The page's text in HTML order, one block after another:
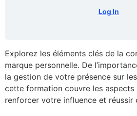
Log In
Explorez les éléments clés de la
marque personnelle. De
la gestion de votre présence sur
cette formation couvre les aspects
renforcer votre influence et réussir